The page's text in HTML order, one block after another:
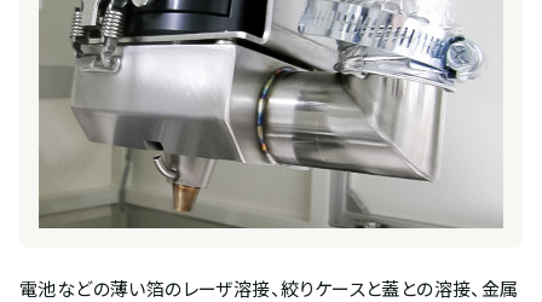
電池などの薄い箔のレーザ溶接、絞りケースと蓋との溶接、金属